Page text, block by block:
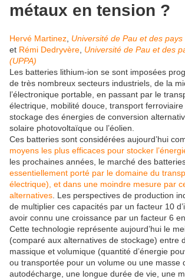
métaux en tension ?
Hervé Martinez Université de Pau et des pays
et Rémi Dedryvère Université de Pau et des
(UPPA)
Les batteries lithium-ion se sont imposées
de très nombreux secteurs industriels, de la
l’électronique portable, en passant par le
électrique, mobilité douce, transport
stockage des énergies de conversion
solaire photovoltaïque ou l’éolien.
Ces batteries sont considérées aujourd’hui
moyens les plus efficaces pour stocker
les prochaines années, le marché des
essentiellement porté par le domaine du
électrique), et dans une moindre mesure par
alternatives . Les perspectives de production
de multiplier ces capacités par un facteur 10
avoir connu une croissance par un facteur 6
Cette technologie représente aujourd’hui le
(comparé aux alternatives de stockage) entre
massique et volumique (quantité d’énergie
ou transportée pour un volume ou une masse
autodécharge, une longue durée de vie, une